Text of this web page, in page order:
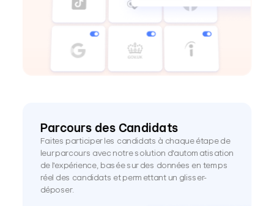
Parcours des Candidats
Faites participer les candidats à chaque étape de
leur parcours avec notre solution d'automatisation
de l'expérience, basée sur des données en temps
réel des candidats et permettant un glisser-
déposer.